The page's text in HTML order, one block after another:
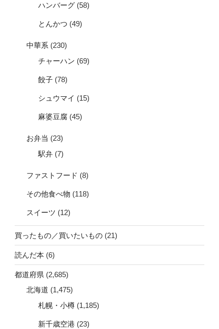
ハンバーグ (58)
とんかつ (49)
中華系 (230)
チャーハン (69)
餃子 (78)
シュウマイ (15)
麻婆豆腐 (45)
お弁当 (23)
駅弁 (7)
ファストフード (8)
その他食べ物 (118)
スイーツ (12)
買ったもの／買いたいもの (21)
読んだ本 (6)
都道府県 (2,685)
北海道 (1,475)
札幌・小樽 (1,185)
新千歳空港 (23)